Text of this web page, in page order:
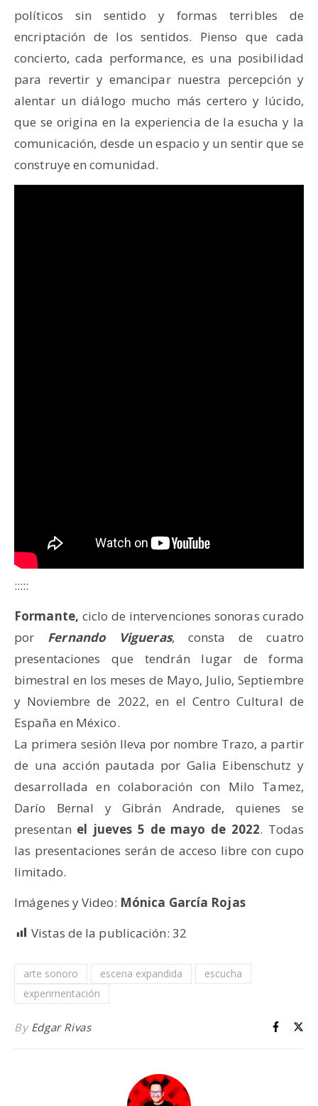
políticos sin sentido y formas terribles de
encriptación de los sentidos. Pienso que cada
concierto, cada performance, es una posibilidad
para revertir y emancipar nuestra percepción y
alentar un diálogo mucho más certero y lúcido,
que se origina en la experiencia de la esucha y la
comunicación, desde un espacio y un sentir que se
construye en comunidad.
:::::
Formante, ciclo de intervenciones sonoras curado
por Fernando Vigueras, consta de cuatro
presentaciones que tendrán lugar de forma
bimestral en los meses de Mayo, Julio, Septiembre
y Noviembre de 2022, en el Centro Cultural de
España en México.
La primera sesión lleva por nombre Trazo, a partir
de una acción pautada por Galia Eibenschutz y
desarrollada en colaboración con Milo Tamez,
Darío Bernal y Gibrán Andrade, quienes se
presentan el jueves 5 de mayo de 2022. Todas
las presentaciones serán de acceso libre con cupo
limitado.
Imágenes y Video: Mónica García Rojas
Vistas de la publicación: 32
arte sonoro escena expandida
escucha
experimentación
By Edgar Rivas